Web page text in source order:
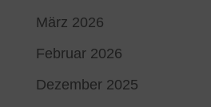
März 2026
Februar 2026
Dezember 2025